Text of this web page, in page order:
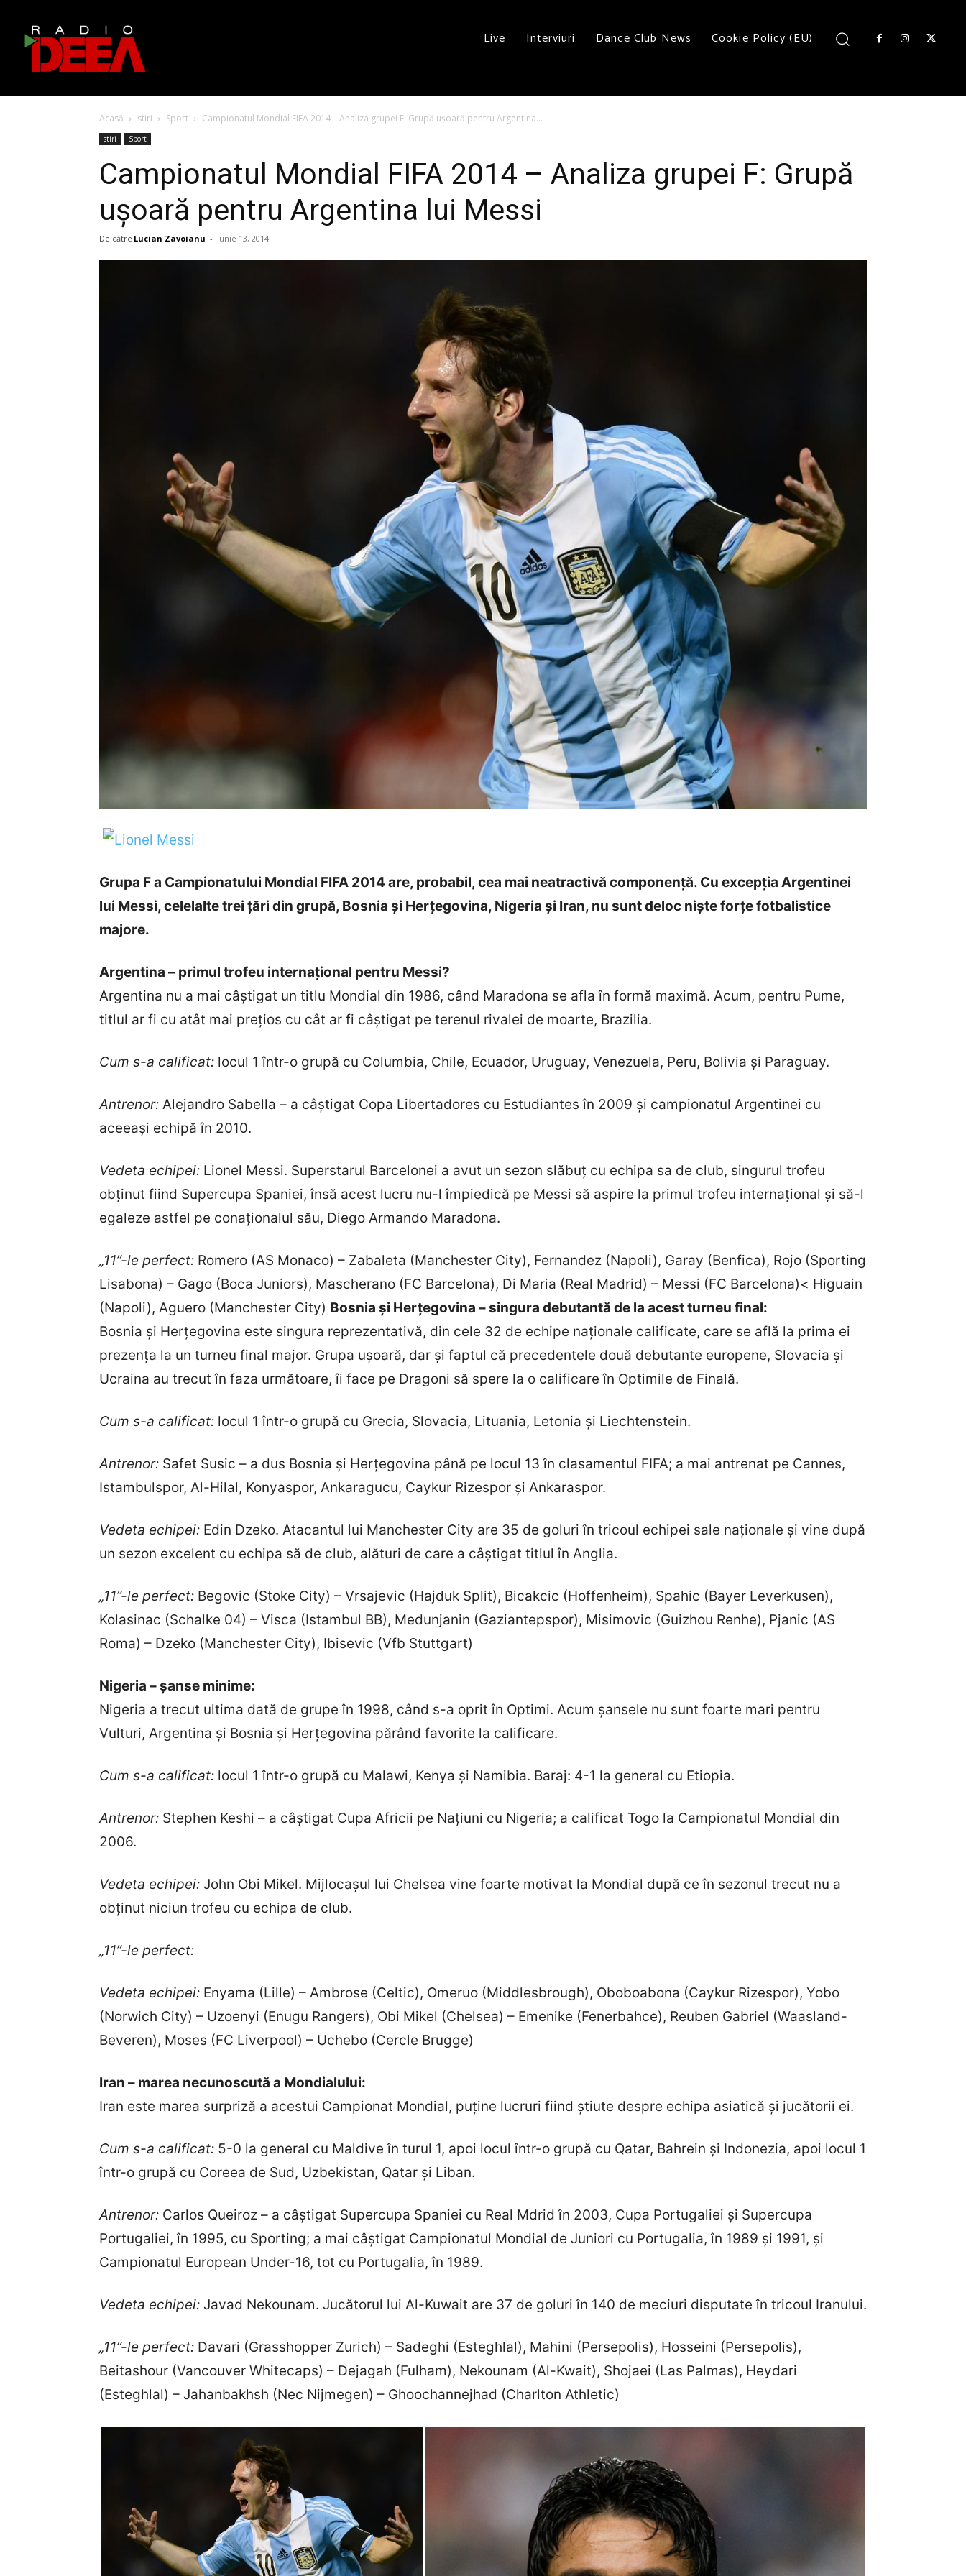
Live Interviuri Dance Club News Cookie Policy (EU)
Acasă stiri Sport Campionatul Mondial FIFA 2014 – Analiza grupei F: Grupă ușoară pentru Argentina...
stiri Sport
Campionatul Mondial FIFA 2014 – Analiza grupei F: Grupă
ușoară pentru Argentina lui Messi
De către Lucian Zavoianu - iunie 13, 2014
Grupa F a Campionatului Mondial FIFA 2014 are, probabil, cea mai neatractivă componență. Cu excepția Argentinei
lui Messi, celelalte trei țări din grupă, Bosnia și Herțegovina, Nigeria și Iran, nu sunt deloc niște forțe fotbalistice
majore.
Argentina – primul trofeu internațional pentru Messi?
Argentina nu a mai câștigat un titlu Mondial din 1986, când Maradona se afla în formă maximă. Acum, pentru Pume,
titlul ar fi cu atât mai prețios cu cât ar fi câștigat pe terenul rivalei de moarte, Brazilia.
Cum s-a calificat: locul 1 într-o grupă cu Columbia, Chile, Ecuador, Uruguay, Venezuela, Peru, Bolivia și Paraguay.
Antrenor: Alejandro Sabella – a câștigat Copa Libertadores cu Estudiantes în 2009 și campionatul Argentinei cu
aceeași echipă în 2010.
Vedeta echipei: Lionel Messi. Superstarul Barcelonei a avut un sezon slăbuț cu echipa sa de club, singurul trofeu
obținut fiind Supercupa Spaniei, însă acest lucru nu-l împiedică pe Messi să aspire la primul trofeu internațional și să-l
egaleze astfel pe conaționalul său, Diego Armando Maradona.
„11”-le perfect: Romero (AS Monaco) – Zabaleta (Manchester City), Fernandez (Napoli), Garay (Benfica), Rojo (Sporting
Lisabona) – Gago (Boca Juniors), Mascherano (FC Barcelona), Di Maria (Real Madrid) – Messi (FC Barcelona)< Higuain
(Napoli), Aguero (Manchester City) Bosnia și Herțegovina – singura debutantă de la acest turneu final:
Bosnia și Herțegovina este singura reprezentativă, din cele 32 de echipe naționale calificate, care se află la prima ei
prezența la un turneu final major. Grupa ușoară, dar și faptul că precedentele două debutante europene, Slovacia și
Ucraina au trecut în faza următoare, îi face pe Dragoni să spere la o calificare în Optimile de Finală.
Cum s-a calificat: locul 1 într-o grupă cu Grecia, Slovacia, Lituania, Letonia și Liechtenstein.
Antrenor: Safet Susic – a dus Bosnia și Herțegovina până pe locul 13 în clasamentul FIFA; a mai antrenat pe Cannes,
Istambulspor, Al-Hilal, Konyaspor, Ankaragucu, Caykur Rizespor și Ankaraspor.
Vedeta echipei: Edin Dzeko. Atacantul lui Manchester City are 35 de goluri în tricoul echipei sale naționale și vine după
un sezon excelent cu echipa să de club, alături de care a câștigat titlul în Anglia.
„11”-le perfect: Begovic (Stoke City) – Vrsajevic (Hajduk Split), Bicakcic (Hoffenheim), Spahic (Bayer Leverkusen),
Kolasinac (Schalke 04) – Visca (Istambul BB), Medunjanin (Gaziantepspor), Misimovic (Guizhou Renhe), Pjanic (AS
Roma) – Dzeko (Manchester City), Ibisevic (Vfb Stuttgart)
Nigeria – șanse minime:
Nigeria a trecut ultima dată de grupe în 1998, când s-a oprit în Optimi. Acum șansele nu sunt foarte mari pentru
Vulturi, Argentina și Bosnia și Herțegovina părând favorite la calificare.
Cum s-a calificat: locul 1 într-o grupă cu Malawi, Kenya și Namibia. Baraj: 4-1 la general cu Etiopia.
Antrenor: Stephen Keshi – a câștigat Cupa Africii pe Națiuni cu Nigeria; a calificat Togo la Campionatul Mondial din
2006.
Vedeta echipei: John Obi Mikel. Mijlocașul lui Chelsea vine foarte motivat la Mondial după ce în sezonul trecut nu a
obținut niciun trofeu cu echipa de club.
„11”-le perfect:
Vedeta echipei: Enyama (Lille) – Ambrose (Celtic), Omeruo (Middlesbrough), Oboboabona (Caykur Rizespor), Yobo
(Norwich City) – Uzoenyi (Enugu Rangers), Obi Mikel (Chelsea) – Emenike (Fenerbahce), Reuben Gabriel (Waasland-
Beveren), Moses (FC Liverpool) – Uchebo (Cercle Brugge)
Iran – marea necunoscută a Mondialului:
Iran este marea surpriză a acestui Campionat Mondial, puține lucruri fiind știute despre echipa asiatică și jucătorii ei.
Cum s-a calificat: 5-0 la general cu Maldive în turul 1, apoi locul într-o grupă cu Qatar, Bahrein și Indonezia, apoi locul 1
într-o grupă cu Coreea de Sud, Uzbekistan, Qatar și Liban.
Antrenor: Carlos Queiroz – a câștigat Supercupa Spaniei cu Real Mdrid în 2003, Cupa Portugaliei și Supercupa
Portugaliei, în 1995, cu Sporting; a mai câștigat Campionatul Mondial de Juniori cu Portugalia, în 1989 și 1991, și
Campionatul European Under-16, tot cu Portugalia, în 1989.
Vedeta echipei: Javad Nekounam. Jucătorul lui Al-Kuwait are 37 de goluri în 140 de meciuri disputate în tricoul Iranului.
„11”-le perfect: Davari (Grasshopper Zurich) – Sadeghi (Esteghlal), Mahini (Persepolis), Hosseini (Persepolis),
Beitashour (Vancouver Whitecaps) – Dejagah (Fulham), Nekounam (Al-Kwait), Shojaei (Las Palmas), Heydari
(Esteghlal) – Jahanbakhsh (Nec Nijmegen) – Ghoochannejhad (Charlton Athletic)